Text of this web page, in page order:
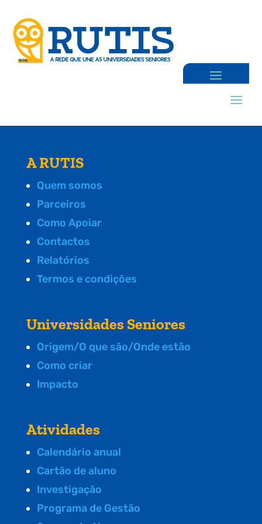
A RUTIS
Quem somos
Parceiros
Como Apoiar
Contactos
Relatórios
Termos e condições
Universidades Seniores
Origem/O que são/Onde estão
Como criar
Impacto
Atividades
Calendário anual
Cartão de aluno
Investigação
Programa de Gestão